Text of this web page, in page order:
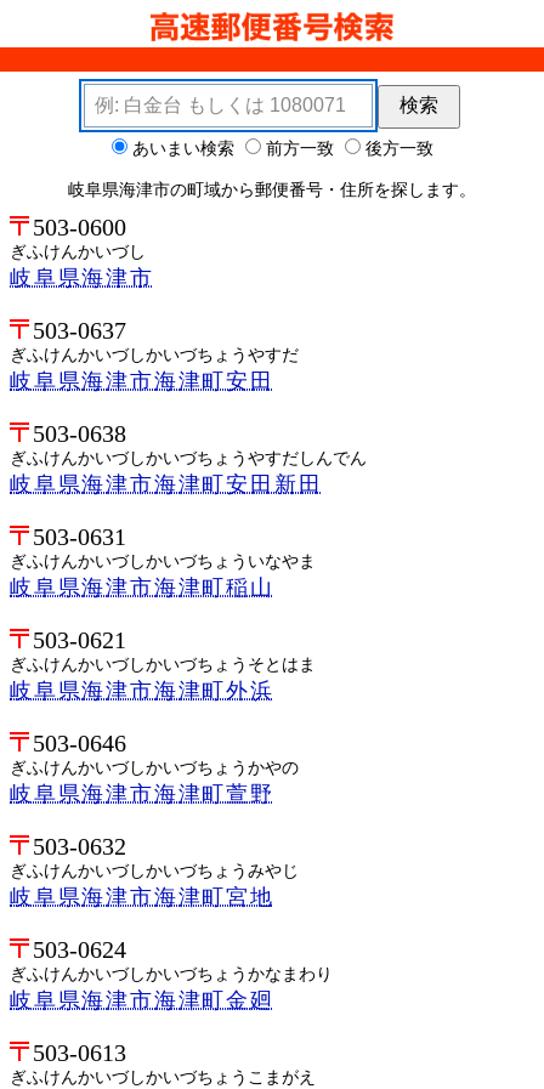
検索キーワード
検索
検索オプション あいまい検索 前方一致 後方一致
岐阜県海津市の町域から郵便番号・住所を探します。
503-0600
ぎふけんかいづし
岐阜県海津市
503-0637
ぎふけんかいづしかいづちょうやすだ
岐阜県海津市海津町安田
503-0638
ぎふけんかいづしかいづちょうやすだしんでん
岐阜県海津市海津町安田新田
503-0631
ぎふけんかいづしかいづちょういなやま
岐阜県海津市海津町稲山
503-0621
ぎふけんかいづしかいづちょうそとはま
岐阜県海津市海津町外浜
503-0646
ぎふけんかいづしかいづちょうかやの
岐阜県海津市海津町萱野
503-0632
ぎふけんかいづしかいづちょうみやじ
岐阜県海津市海津町宮地
503-0624
ぎふけんかいづしかいづちょうかなまわり
岐阜県海津市海津町金廻
503-0613
ぎふけんかいづしかいづちょうこまがえ